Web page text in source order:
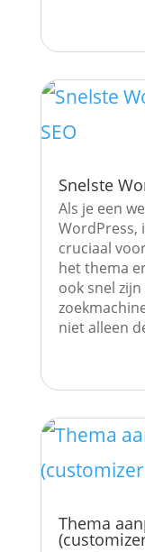
Snelste
Als je een
WordPress,
cruciaal
het thema
ook snel
niet alleen
Thema